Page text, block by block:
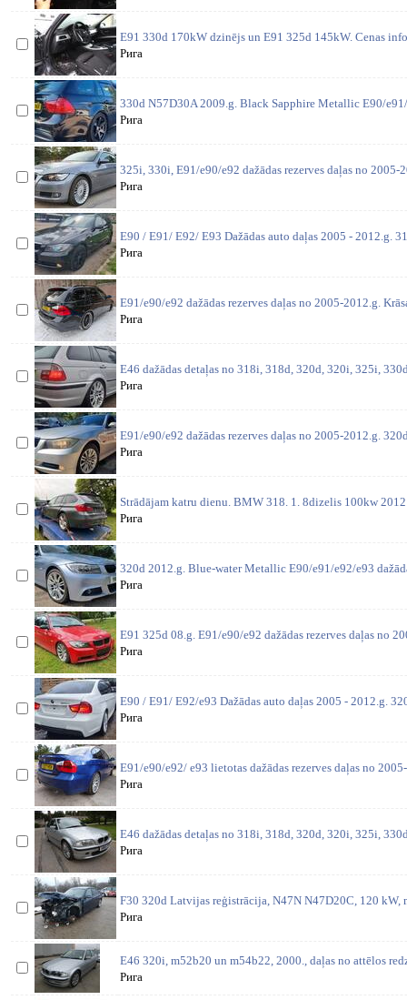
E91 330d 170kW dzinējs un E91 325d 145kW. Cenas
Рига
330d N57D30A 2009.g. Black Sapphire Metallic E90/e91/
Рига
325i, 330i, E91/e90/e92 dažādas rezerves daļas no 2005-
Рига
E90 / E91/ E92/ E93 Dažādas auto daļas 2005 - 2012.g.
Рига
E91/e90/e92 dažādas rezerves daļas no 2005-2012.g.
Рига
E46 dažādas detaļas no 318i, 318d, 320d, 320i, 325i,
Рига
E91/e90/e92 dažādas rezerves daļas no 2005-2012.g.
Рига
Strādājam katru dienu. BMW 318. 1. 8dizelis 100kw
Рига
320d 2012.g. Blue-water Metallic E90/e91/e92/e93
Рига
E91 325d 08.g. E91/e90/e92 dažādas rezerves daļas no
Рига
E90 / E91/ E92/e93 Dažādas auto daļas 2005 - 2012.g.
Рига
E91/e90/e92/ e93 lietotas dažādas rezerves daļas no
Рига
E46 dažādas detaļas no 318i, 318d, 320d, 320i, 325i,
Рига
F30 320d Latvijas reģistrācija, N47N N47D20C, 120 kW,
Рига
E46 320i, m52b20 un m54b22, 2000., daļas no attēlos
Рига